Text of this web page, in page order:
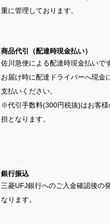
重に管理しております。
商品代引（配達時現金払い）
佐川急便による配達時現金払いです
お届け時に配達ドライバーへ現金
支払いください。
※代引手数料(300円税抜)はお客様
担となります。
銀行振込
三菱UFJ銀行へのご入金確認後の
なります。